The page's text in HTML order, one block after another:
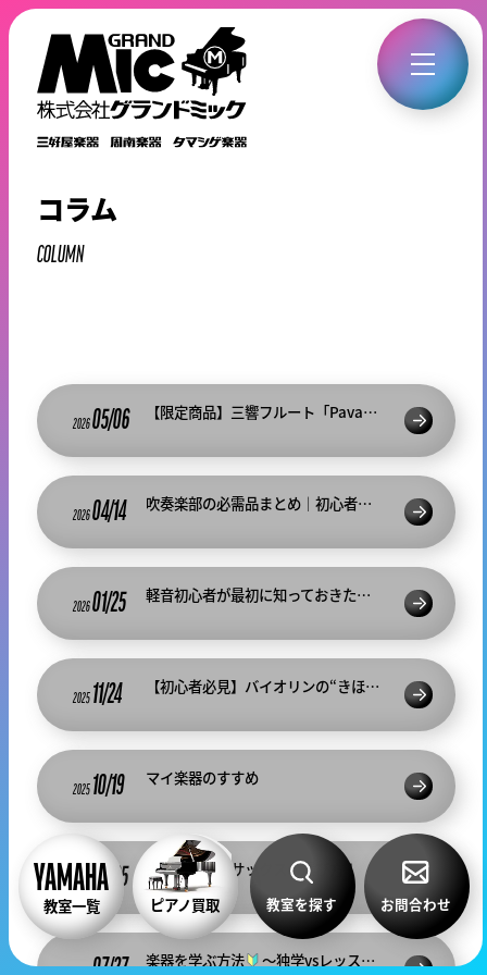
教室を探す お問合わせ
教室一覧 ピアノ買取
コラム
COLUMN
202605/06 【限定商品】三響フルート「Pavane」入荷
202604/14 吹奏楽部の必需品まとめ｜初心者が入部前に揃えるべきアイテム＆よくある質問
202601/25 軽音初心者が最初に知っておきたい「楽器の選び方」超入門
2025 11/24 【初心者必見】バイオリンの“きほんのき”
2025 10/19 マイ楽器のすすめ
2025 09/25 失敗しない！サックスの選び方！
楽器を学ぶ方法 ～独学vsレッスン～